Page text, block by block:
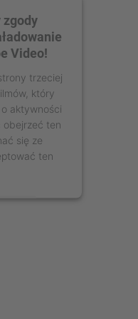
Video!
trzeciej
który
aktywności
obejrzeć ten
się ze
ten